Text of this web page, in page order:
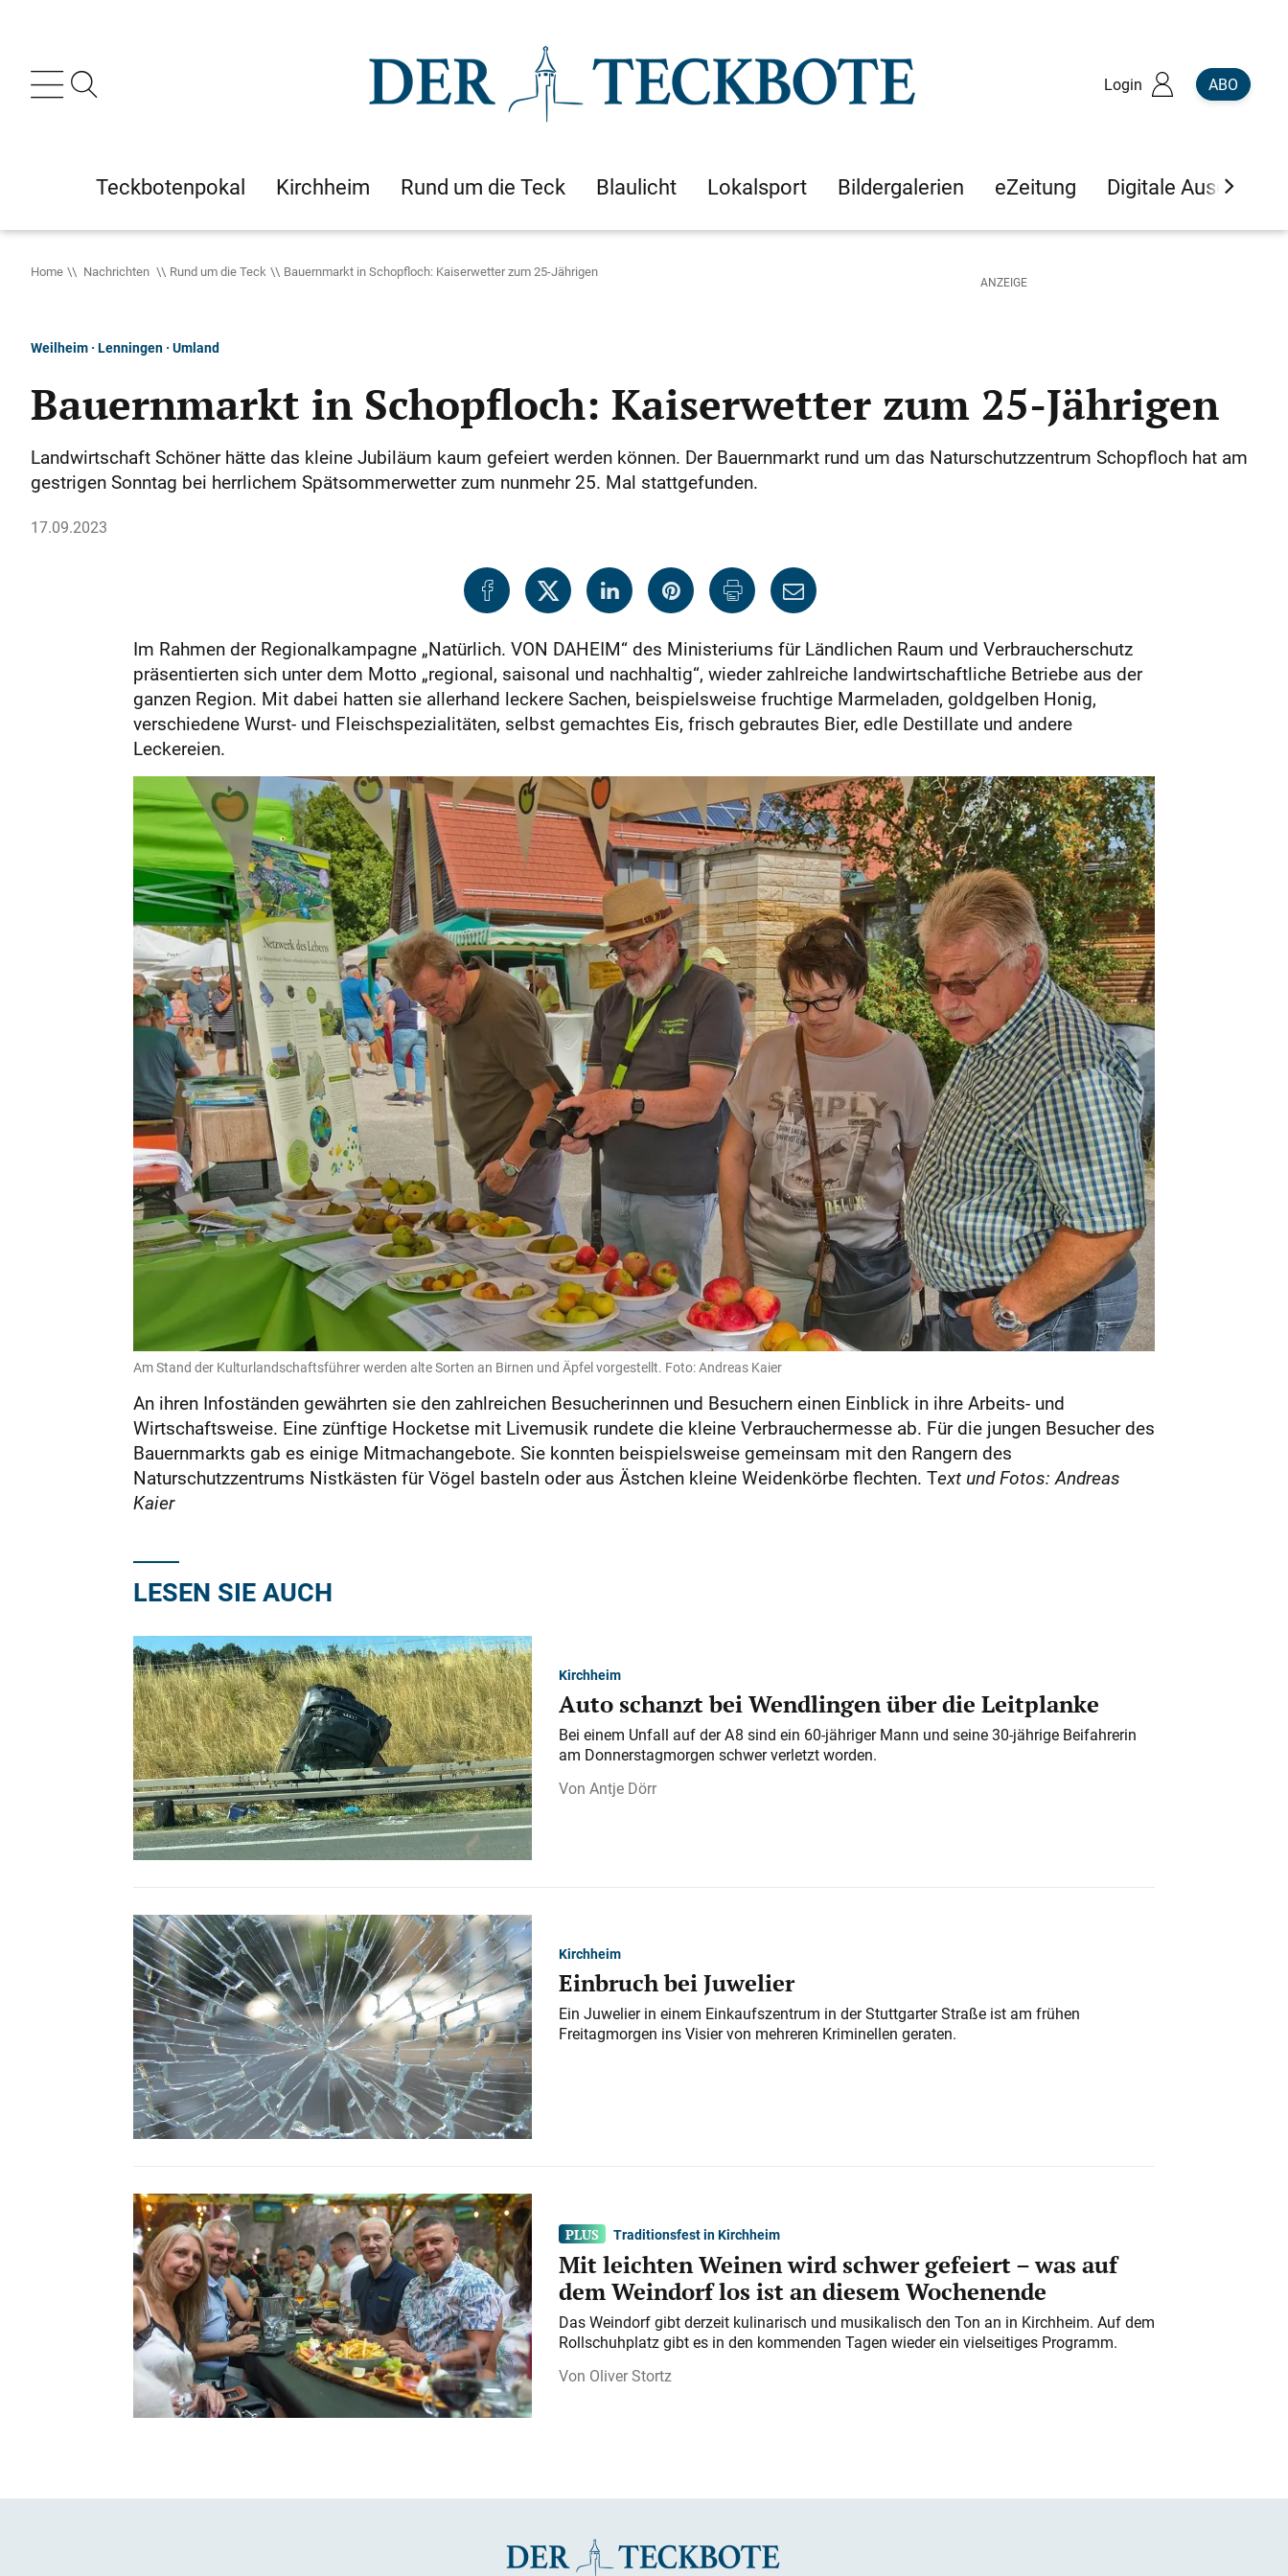
Login ABO
Teckbotenpokal Kirchheim Rund um die Teck Blaulicht Lokalsport Bildergalerien eZeitung Digitale Ausgaben
Home Nachrichten Rund um die Teck Bauernmarkt in Schopfloch: Kaiserwetter zum 25-Jährigen
Weilheim · Lenningen · Umland
Bauernmarkt in Schopfloch: Kaiserwetter zum 25-Jährigen
Landwirtschaft Schöner hätte das kleine Jubiläum kaum gefeiert werden können. Der Bauernmarkt rund um das Naturschutzzentrum Schopfloch hat am
gestrigen Sonntag bei herrlichem Spätsommerwetter zum nunmehr 25. Mal stattgefunden.
17.09.2023
Im Rahmen der Regionalkampagne „Natürlich. VON DAHEIM“ des Ministeriums für Ländlichen Raum und Verbraucherschutz
präsentierten sich unter dem Motto „regional, saisonal und nachhaltig“, wieder zahlreiche landwirtschaftliche Betriebe aus der
ganzen Region. Mit dabei hatten sie allerhand leckere Sachen, beispielsweise fruchtige Marmeladen, goldgelben Honig,
verschiedene Wurst- und Fleischspezialitäten, selbst gemachtes Eis, frisch gebrautes Bier, edle Destillate und andere
Leckereien.
Am Stand der Kulturlandschaftsführer werden alte Sorten an Birnen und Äpfel vorgestellt. Foto: Andreas Kaier
An ihren Infoständen gewährten sie den zahlreichen Besucherinnen und Besuchern einen Einblick in ihre Arbeits- und
Wirtschaftsweise. Eine zünftige Hocketse mit Livemusik rundete die kleine Verbrauchermesse ab. Für die jungen Besucher des
Bauernmarkts gab es einige Mitmachangebote. Sie konnten beispielsweise gemeinsam mit den Rangern des
Naturschutzzentrums Nistkästen für Vögel basteln oder aus Ästchen kleine Weidenkörbe flechten. Text und Fotos: Andreas
Kaier
LESEN SIE AUCH
Kirchheim
Auto schanzt bei Wendlingen über die Leitplanke
Bei einem Unfall auf der A 8 sind ein 60-jähriger Mann und seine 30-jährige Beifahrerin
am Donnerstagmorgen schwer verletzt worden.
Antje Dörr
Kirchheim
Einbruch bei Juwelier
Ein Juwelier in einem Einkaufszentrum in der Stuttgarter Straße ist am frühen
Freitagmorgen ins Visier von mehreren Kriminellen geraten.
Traditionsfest in Kirchheim
Mit leichten Weinen wird schwer gefeiert – was auf
dem Weindorf los ist an diesem Wochenende
Das Weindorf gibt derzeit kulinarisch und musikalisch den Ton an in Kirchheim. Auf dem
Rollschuhplatz gibt es in den kommenden Tagen wieder ein vielseitiges Programm.
Oliver Stortz